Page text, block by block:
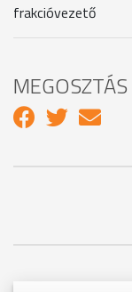
frakcióvezető
MEGOSZTÁS